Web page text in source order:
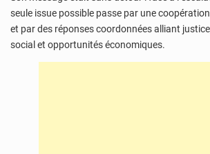
seule issue possible passe par une
et par des réponses coordonnées alliant
social et opportunités économiques.